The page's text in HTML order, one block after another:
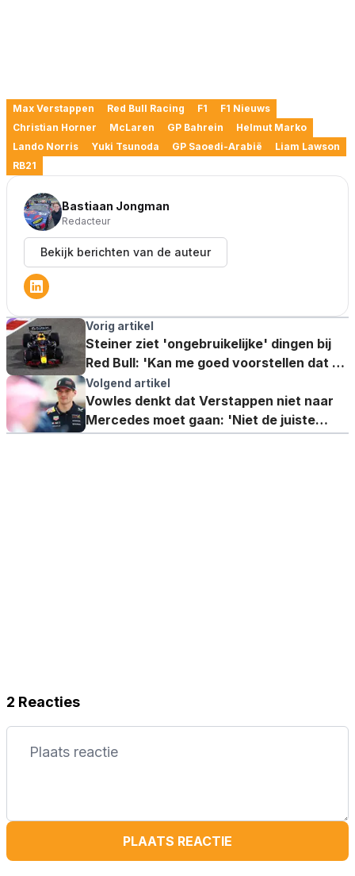
Max Verstappen Red Bull Racing F1
F1 Nieuws
Christian Horner
McLaren GP Bahrein
Helmut Marko
Lando Norris
Yuki Tsunoda GP Saoedi-Arabië
Liam Lawson
RB21
Bastiaan Jongman
Redacteur
Bekijk berichten van de auteur
Vorig artikel
Steiner ziet 'ongebruikelijke' dingen bij
Red Bull: 'Kan me goed voorstellen dat hij
niet blij is'
Volgend artikel
Vowles denkt dat Verstappen niet naar
Mercedes moet gaan: 'Niet de juiste
plek'
2 Reacties
PLAATS REACTIE